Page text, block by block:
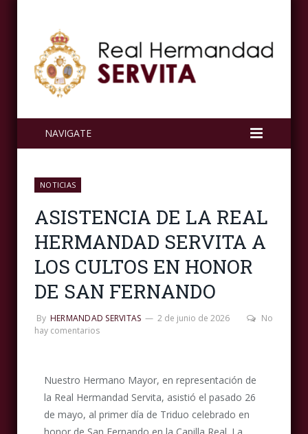
NAVIGATE
NOTICIAS
ASISTENCIA DE LA REAL
HERMANDAD SERVITA A
LOS CULTOS EN HONOR
DE SAN FERNANDO
By HERMANDAD SERVITAS 2 de junio de 2026
No
hay comentarios
Nuestro Hermano Mayor, en representación de
la Real Hermandad Servita, asistió el pasado 26
de mayo, al primer día de Triduo celebrado en